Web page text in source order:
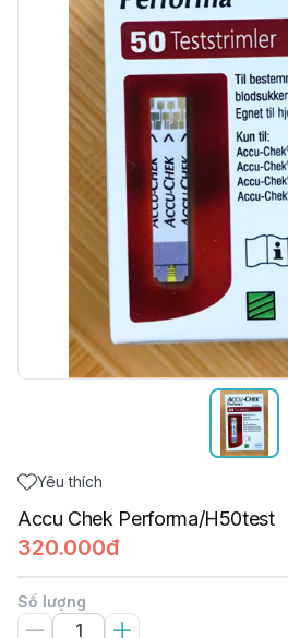
Yêu thích
Accu Chek Performa/H50test
320.000đ
Số lượng